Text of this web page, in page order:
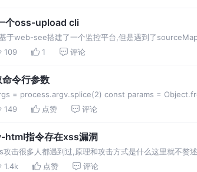
个oss-upload cli
于web-see搭建了一个监控平台,但是遇到了
次生成map文件后上传到oss并删除本地文件,因此基于
109 1 评论
令行参数
= process.argv.splice(2) const params =
149 点赞 评论
html指令存在xss漏洞
攻击很多人都遇到过,原理和攻击方式是什么这里就不赘
1.4k 点赞 评论